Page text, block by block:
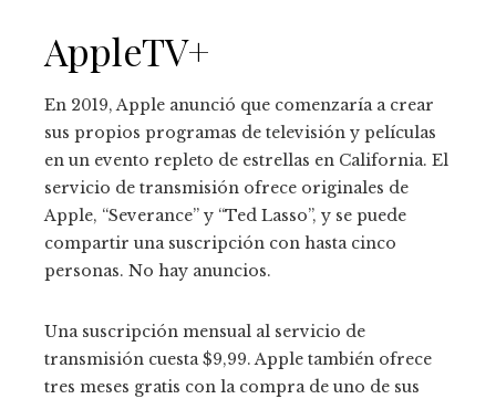
AppleTV+
En 2019, Apple anunció que comenzaría a crear
sus propios programas de televisión y películas
en un evento repleto de estrellas en California. El
servicio de transmisión ofrece originales de
Apple, “Severance” y “Ted Lasso”, y se puede
compartir una suscripción con hasta cinco
personas. No hay anuncios.
Una suscripción mensual al servicio de
transmisión cuesta $9,99. Apple también ofrece
tres meses gratis con la compra de uno de sus